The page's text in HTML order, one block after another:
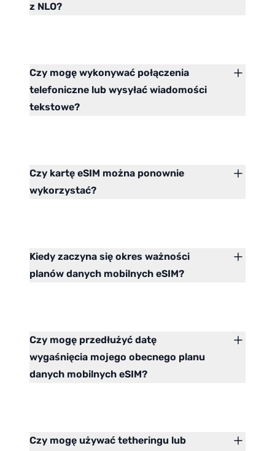
z NLO?
Czy mogę wykonywać połączenia
telefoniczne lub wysyłać wiadomości
tekstowe?
Czy kartę eSIM można ponownie
wykorzystać?
Kiedy zaczyna się okres ważności
planów danych mobilnych eSIM?
Czy mogę przedłużyć datę
wygaśnięcia mojego obecnego planu
danych mobilnych eSIM?
Czy mogę używać tetheringu lub